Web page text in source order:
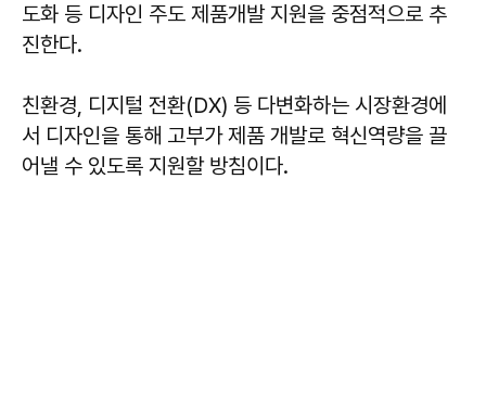
도화 등 디자인 주도 제품개발 지원을 중점적으로 추
진한다.
친환경, 디지털 전환(DX) 등 다변화하는 시장환경에
서 디자인을 통해 고부가 제품 개발로 혁신역량을 끌
어낼 수 있도록 지원할 방침이다.